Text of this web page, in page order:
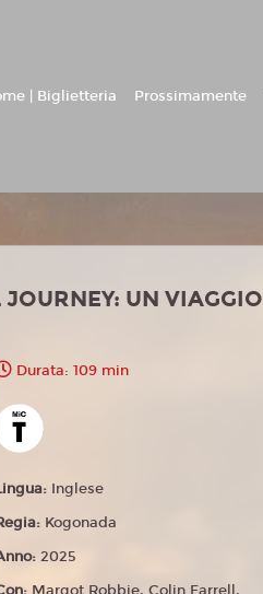
| Biglietteria Prossimamente
UN VIAGGIO
Durata: 109 min
Inglese
Kogonada
2025